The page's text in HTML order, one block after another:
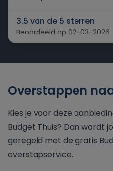
3.5 van de 5 sterren
Beoordeeld op 02-03-2026
Overstappen
Kies je voor deze
Budget Thuis? Dan wordt
geregeld met de gratis
overstapservice.